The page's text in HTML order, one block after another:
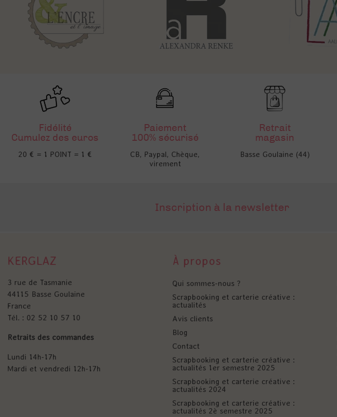
Fidélité
Cumulez des euros
20 € = 1 POINT = 1 €
Paiement
100% sécurisé
CB, Paypal, Chèque,
virement
Retrait
magasin
Basse Goulaine (44)
Inscription à la newsletter
KERGLAZ
3 rue de Tasmanie
44115 Basse Goulaine
France
Tél. : 02 52 10 57 10
Retraits des commandes
Lundi 14h-17h
Mardi et vendredi 12h-17h
À propos
Qui sommes-nous ?
Scrapbooking et carterie créative :
actualités
Avis clients
Blog
Contact
Scrapbooking et carterie créative :
actualités 1er semestre 2025
Scrapbooking et carterie créative :
actualités 2024
Scrapbooking et carterie créative :
actualités 2è semestre 2025